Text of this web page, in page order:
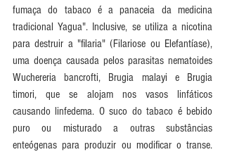
fumaça do tabaco é a panaceia da medicina
tradicional Yagua". Inclusive, se utiliza a nicotina
para destruir a "filaria" (Filariose ou Elefantíase),
uma doença causada pelos parasitas nematoides
Wuchereria bancrofti, Brugia malayi e Brugia
timori, que se alojam nos vasos linfáticos
causando linfedema. O suco do tabaco é bebido
puro ou misturado a outras substâncias
enteógenas para produzir ou modificar o transe.